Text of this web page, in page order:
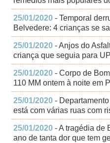
25/01/2020 - Temporal
Belvedere: 4 crianças se
25/01/2020 - Anjos do
criança que seguia para
25/01/2020 - Corpo de
110 MM ontem à noite em
25/01/2020 -
está com várias ruas com
25/01/2020 - A tragédia de
ano de tanta dor que tem